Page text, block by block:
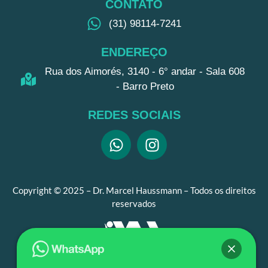
CONTATO
(31) 98114-7241
ENDEREÇO
Rua dos Aimorés, 3140 - 6° andar - Sala 608
- Barro Preto
REDES SOCIAIS
Copyright © 2025 – Dr. Marcel Haussmann – Todos os direitos
reservados